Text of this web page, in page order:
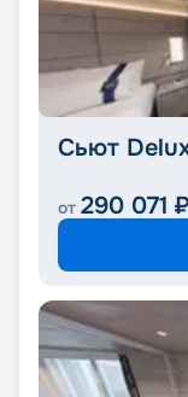
Сьют
от 290 071 ₽